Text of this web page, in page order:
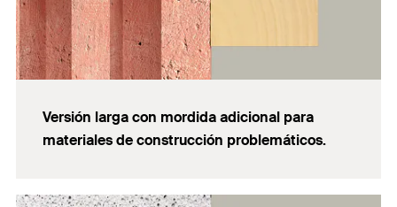
Versión larga con mordida adicional para
materiales de construcción problemáticos.